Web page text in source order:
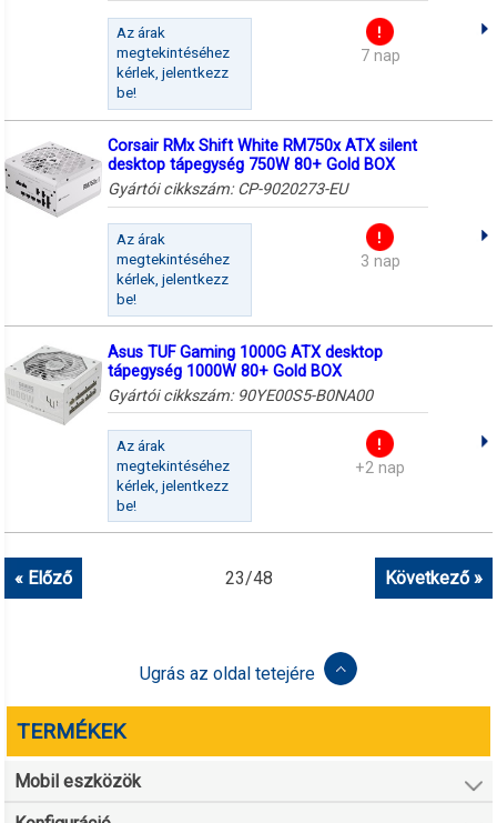
Az árak
megtekintéséhez
kérlek, jelentkezz
be!
7 nap
Corsair RMx Shift White RM750x ATX silent
desktop tápegység 750W 80+ Gold BOX
Gyártói cikkszám: CP-9020273-EU
Az árak
megtekintéséhez
kérlek, jelentkezz
be!
3 nap
Asus TUF Gaming 1000G ATX desktop
tápegység 1000W 80+ Gold BOX
Gyártói cikkszám: 90YE00S5-B0NA00
Az árak
megtekintéséhez
kérlek, jelentkezz
be!
+2 nap
23/48
« Előző Következő »
Ugrás az oldal tetejére
TERMÉKEK
Mobil eszközök